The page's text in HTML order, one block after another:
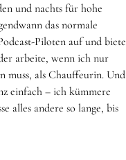
und nachts für hohe
das normale
Piloten auf und biete
arbeite, wenn ich nur
muss, als Chauffeurin. Und
einfach – ich kümmere
alles andere so lange, bis